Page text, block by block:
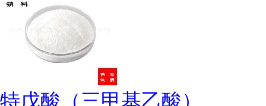
特戊酸（三甲基乙酸）